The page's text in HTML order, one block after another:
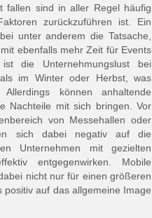
fallen sind in aller Regel häufig
zurückzuführen ist. Ein
unter anderem die Tatsache,
ebenfalls mehr Zeit für Events
die Unternehmungslust bei
im Winter oder Herbst, was
können anhaltende
Nachteile mit sich bringen. Vor
von Messehallen oder
sich dabei negativ auf die
Unternehmen mit gezielten
entgegenwirken. Mobile
nicht nur für einen größeren
auf das allgemeine Image